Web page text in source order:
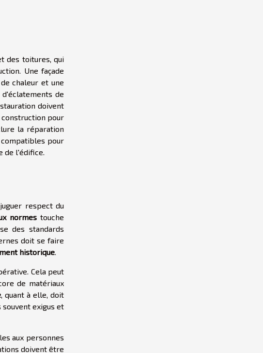
des toitures, qui
Une façade
chaleur et une
de
doivent
pour
la réparation
pour
de l'édifice.
respect du
normestouche
des standards
doit se faire
historique
Cela peut
de matériaux
, quant à elle, doit
exigus et
aux personnes
doivent être